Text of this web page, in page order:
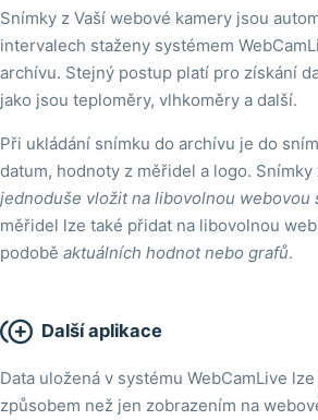
Snímky z Vaší webové kamery jsou
intervalech staženy systémem
archívu. Stejný postup platí pro získání
jako jsou teploměry, vlhkoměry a další.
Při ukládání snímku do archívu je do
datum, hodnoty z měřidel a logo.
jednoduše vložit na libovolnou webovou
měřidel lze také přidat na libovolnou
podobě aktuálních hodnot nebo grafů.
 Další aplikace
Data uložená v systému WebCamLive
způsobem než jen zobrazením na